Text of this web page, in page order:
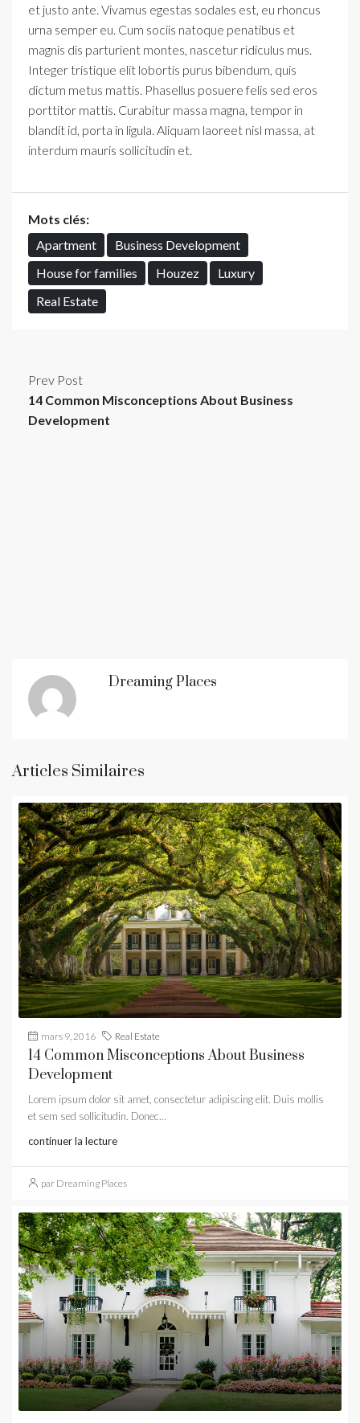
et justo ante. Vivamus egestas sodales est, eu rhoncus
urna semper eu. Cum sociis natoque penatibus et
magnis dis parturient montes, nascetur ridiculus mus.
Integer tristique elit lobortis purus bibendum, quis
dictum metus mattis. Phasellus posuere felis sed eros
porttitor mattis. Curabitur massa magna, tempor in
blandit id, porta in ligula. Aliquam laoreet nisl massa, at
interdum mauris sollicitudin et.
Mots clés:
Apartment
Business Development
House for families
Houzez
Luxury
Real Estate
Prev Post
14 Common Misconceptions About Business
Development
Dreaming Places
Articles Similaires
mars 9, 2016 Real Estate
14 Common Misconceptions About Business
Development
Lorem ipsum dolor sit amet, consectetur adipiscing elit. Duis mollis
et sem sed sollicitudin. Donec...
continuer la lecture
par Dreaming Places